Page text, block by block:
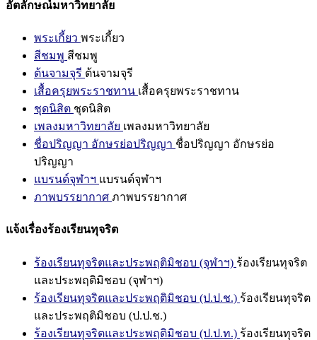
อัตลักษณ์มหาวิทยาลัย
พระเกี้ยว พระเกี้ยว
สีชมพู สีชมพู
ต้นจามจุรี ต้นจามจุรี
เสื้อครุยพระราชทาน เสื้อครุยพระราชทาน
ชุดนิสิต ชุดนิสิต
เพลงมหาวิทยาลัย เพลงมหาวิทยาลัย
ชื่อปริญญา อักษรย่อปริญญา ชื่อปริญญา อักษรย่อ
ปริญญา
แบรนด์จุฬาฯ แบรนด์จุฬาฯ
ภาพบรรยากาศ ภาพบรรยากาศ
แจ้งเรื่องร้องเรียนทุจริต
ร้องเรียนทุจริตและประพฤติมิชอบ (จุฬาฯ) ร้องเรียนทุจริต
และประพฤติมิชอบ (จุฬาฯ)
ร้องเรียนทุจริตและประพฤติมิชอบ (ป.ป.ช.) ร้องเรียนทุจริต
และประพฤติมิชอบ (ป.ป.ช.)
ร้องเรียนทุจริตและประพฤติมิชอบ (ป.ป.ท.) ร้องเรียนทุจริต